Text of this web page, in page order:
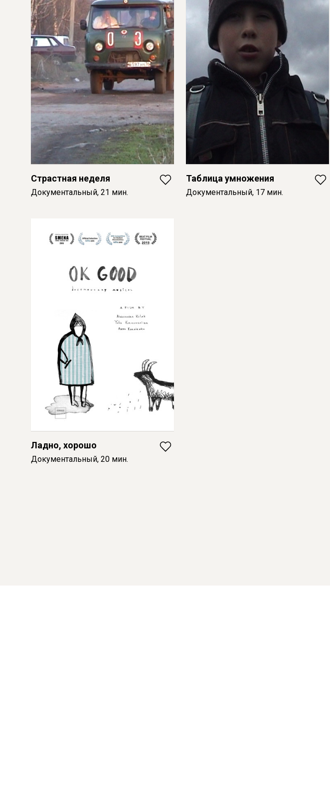
Страстная неделя
Документальный, 21 мин.
Таблица умножения
Документальный, 17 мин.
Ладно, хорошо
Документальный, 20 мин.